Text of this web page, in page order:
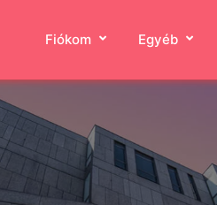
Fiókom Egyéb